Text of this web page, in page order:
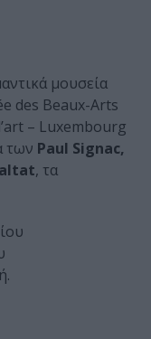
μουσεία
des Beaux-Arts
– Luxembourg
των Paul Signac,
, τα